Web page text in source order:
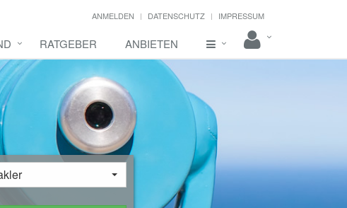
ANMELDEN DATENSCHUTZ IMPRESSUM
RATGEBER ANBIETEN